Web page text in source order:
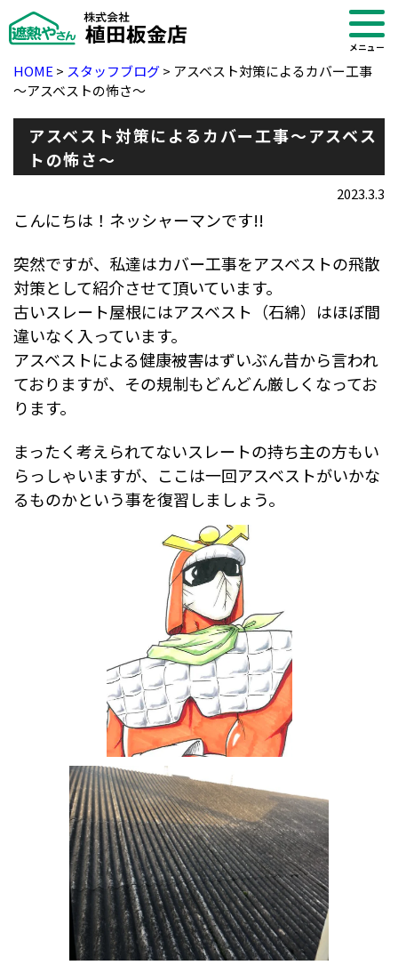
・ブログ
メニュー
HOME > スタッフブログ> アスベスト対策によるカバー工事
～アスベストの怖さ～
アスベスト対策によるカバー工事～アスベス
トの怖さ～
2023.3.3
こんにちは！ネッシャーマンです!!
突然ですが、私達はカバー工事をアスベストの飛散
対策として紹介させて頂いています。
古いスレート屋根にはアスベスト（石綿）はほぼ間
違いなく入っています。
アスベストによる健康被害はずいぶん昔から言われ
ておりますが、その規制もどんどん厳しくなってお
ります。
まったく考えられてないスレートの持ち主の方もい
らっしゃいますが、ここは一回アスベストがいかな
るものかという事を復習しましょう。